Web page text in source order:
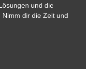
und die
dir die Zeit und